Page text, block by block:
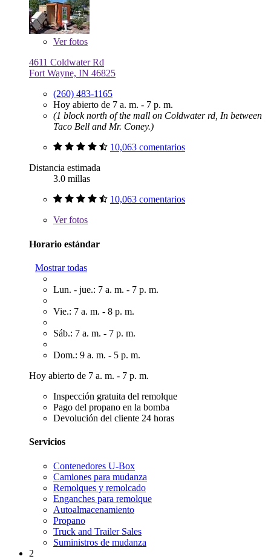
Verfotos
4611 Coldwater Rd
Fort Wayne, IN 46825
(260) 483-1165
Hoy abierto de 7 a. m. - 7 p. m.
(1 block north of the mall on Coldwater rd, In between
Taco Bell and Mr. Coney.)
10,063 comentarios
Distancia estimada
3.0 millas
10,063 comentarios
Verfotos
Horario estándar
Mostrar todas
Lun. - jue.: 7 a. m. - 7 p. m.
Vie.: 7 a. m. - 8 p. m.
Sáb.: 7 a. m. - 7 p. m.
Dom.: 9 a. m. - 5 p. m.
Hoy abierto de 7 a. m. - 7 p. m.
Inspección gratuita del remolque
Pago del propano en la bomba
Devolución del cliente 24 horas
Servicios
Contenedores U-Box
Camiones para mudanza
Remolques y remolcado
Enganches para remolque
Autoalmacenamiento
Propano
Truck and Trailer Sales
Suministros de mudanza
2